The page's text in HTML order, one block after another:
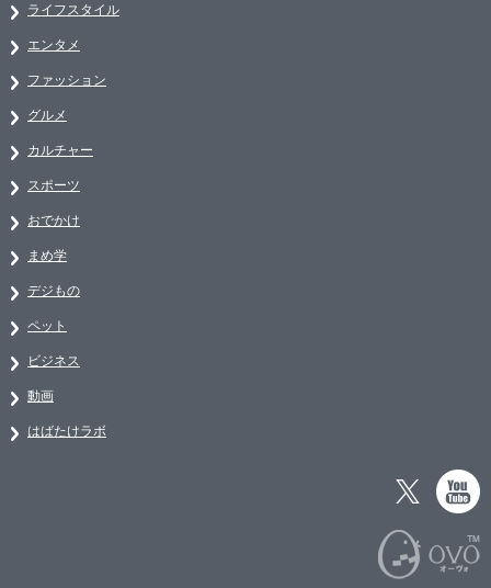
ライフスタイル
エンタメ
ファッション
グルメ
カルチャー
スポーツ
おでかけ
まめ学
デジもの
ペット
ビジネス
動画
はばたけラボ